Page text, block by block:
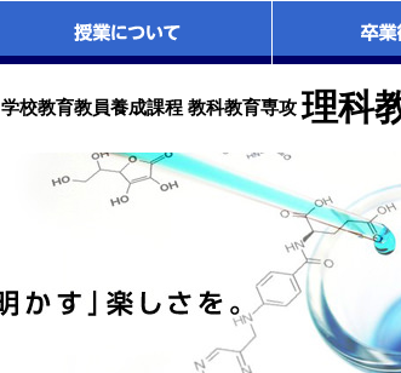
学校教育教員養成課程 教科教育専攻 理科